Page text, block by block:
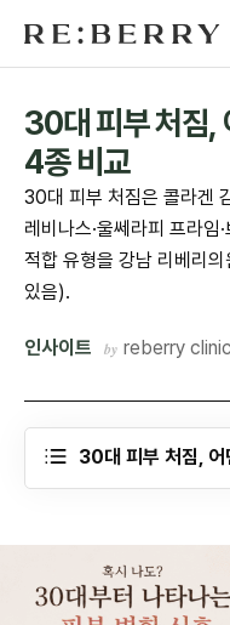
30대 피부 처짐,
4종 비교
30대 피부 처짐은 콜라겐
레비나스·울쎄라피 프라임
적합 유형을 강남 리베리
있음).
인사이트 reberry clinic
30대 피부 처짐, 어